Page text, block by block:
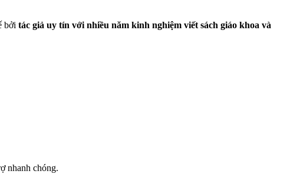
bởi tác giả uy tín với nhiều năm kinh nghiệm viết sách giáo khoa và
nhanh chóng.